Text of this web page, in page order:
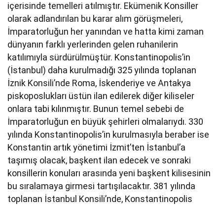
içerisinde temelleri atılmıştır. Ekümenik Konsiller
olarak adlandırılan bu karar alım görüşmeleri,
İmparatorluğun her yanından ve hatta kimi zaman
dünyanın farklı yerlerinden gelen ruhanilerin
katılımıyla sürdürülmüştür. Konstantinopolis’in
(İstanbul) daha kurulmadığı 325 yılında toplanan
İznik Konsili’nde Roma, İskenderiye ve Antakya
piskoposlukları üstün ilan edilerek diğer kiliseler
onlara tabi kılınmıştır. Bunun temel sebebi de
İmparatorluğun en büyük şehirleri olmalarıydı. 330
yılında Konstantinopolis’in kurulmasıyla beraber ise
Konstantin artık yönetimi İzmit’ten İstanbul’a
taşımış olacak, başkent ilan edecek ve sonraki
konsillerin konuları arasında yeni başkent kilisesinin
bu sıralamaya girmesi tartışılacaktır. 381 yılında
toplanan İstanbul Konsili’nde, Konstantinopolis